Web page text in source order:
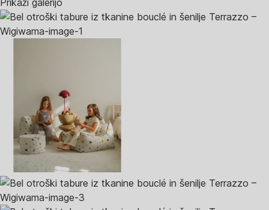
Prikaži galerijo